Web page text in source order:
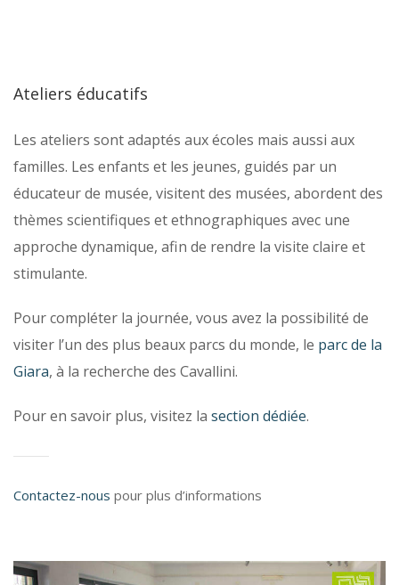
Ateliers éducatifs
Les ateliers sont adaptés aux écoles mais aussi aux
familles. Les enfants et les jeunes, guidés par un
éducateur de musée, visitent des musées, abordent des
thèmes scientifiques et ethnographiques avec une
approche dynamique, afin de rendre la visite claire et
stimulante.
Pour compléter la journée, vous avez la possibilité de
visiter l’un des plus beaux parcs du monde, le parc de la
Giara, à la recherche des Cavallini.
Pour en savoir plus, visitez la section dédiée.
Contactez-nous pour plus d’informations